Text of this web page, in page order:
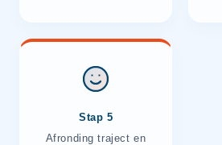
Stap 5
Afronding traject en